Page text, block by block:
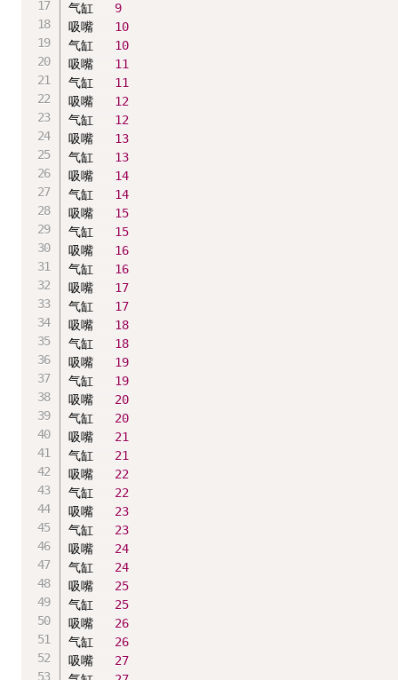
气缸 9
吸嘴 10
气缸 10
吸嘴 11
气缸 11
吸嘴 12
气缸 12
吸嘴 13
气缸 13
吸嘴 14
气缸 14
吸嘴 15
气缸 15
吸嘴 16
气缸 16
吸嘴 17
气缸 17
吸嘴 18
气缸 18
吸嘴 19
气缸 19
吸嘴 20
气缸 20
吸嘴 21
气缸 21
吸嘴 22
气缸 22
吸嘴 23
气缸 23
吸嘴 24
气缸 24
吸嘴 25
气缸 25
吸嘴 26
气缸 26
吸嘴 27